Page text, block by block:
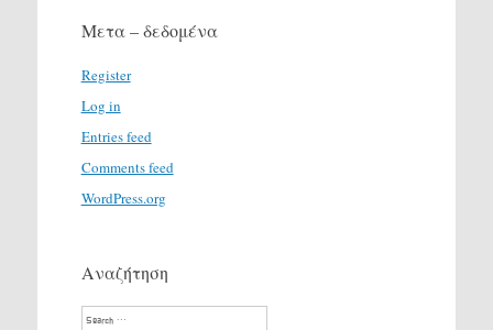
Μετα – δεδομένα
Register
Log in
Entries feed
Comments feed
WordPress.org
Αναζήτηση
Search